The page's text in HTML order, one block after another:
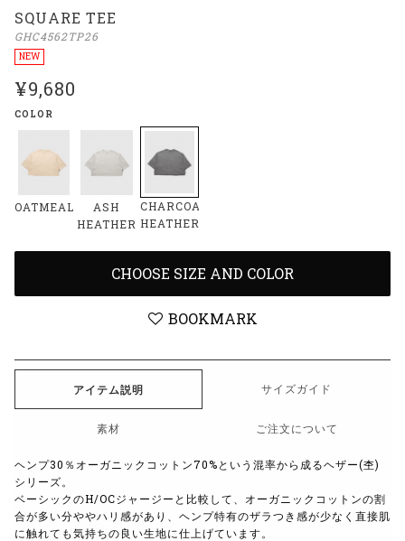
SQUARE TEE
GHC4562TP26
NEW
¥9,680
COLOR
OATMEAL
ASH
HEATHER
CHARCOAL
HEATHER
CHOOSE SIZE AND COLOR
BOOKMARK
アイテム説明 サイズガイド
素材 ご注文について
ヘンプ30 ％オーガニックコットン70%という混率から成るヘザー(杢)
シリーズ。
ベーシックのH/OCジャージーと比較して、オーガニックコットンの割
合が多い分ややハリ感があり、ヘンプ特有のザラつき感が少なく直接肌
に触れても気持ちの良い生地に仕上げています。